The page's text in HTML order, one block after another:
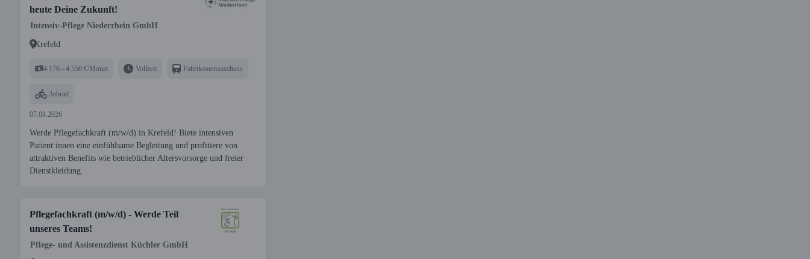
heute Deine Zukunft!
Intensiv-Pflege Niederrhein GmbH
Krefeld
4.176 - 4.550 €/Monat Vollzeit Fahrtkostenzuschuss
Jobrad
07.08.2026
Werde Pflegefachkraft (m/w/d) in Krefeld! Biete intensiven
Patient:innen eine einfühlsame Begleitung und profitiere von
attraktiven Benefits wie betrieblicher Altersvorsorge und freier
Dienstkleidung.
Pflegefachkraft (m/w/d) - Werde Teil
unseres Teams!
Pflege- und Assistenzdienst Küchler GmbH